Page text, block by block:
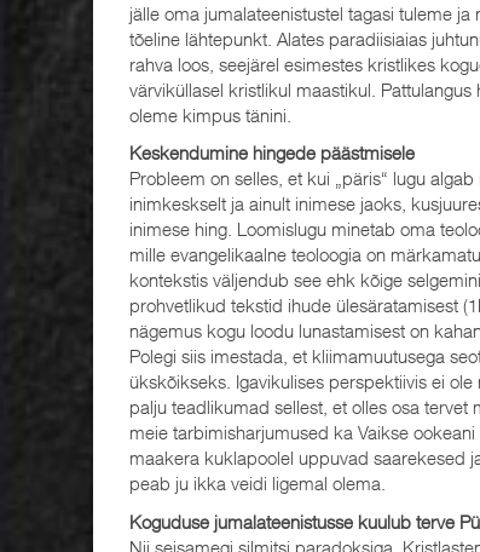
jälle oma jumalateenistustel tagasi tuleme
tõeline lähtepunkt. Alates paradiisiaias
rahva loos, seejärel esimestes kristlikes
värviküllasel kristlikul maastikul.
oleme kimpus tänini.
Keskendumine hingede päästmisele
Probleem on selles, et kui „päris“ lugu
inimkeskselt ja ainult inimese jaoks,
inimese hing. Loomislugu minetab oma
mille evangelikaalne teoloogia on
kontekstis väljendub see ehk kõige
prohvetlikud tekstid ihude ülesäratamisest
nägemus kogu loodu lunastamisest on
Polegi siis imestada, et kliimamuutusega
ükskõikseks. Igavikulises perspektiivis ei
palju teadlikumad sellest, et olles osa
meie tarbimisharjumused ka Vaikse
maakera kuklapoolel uppuvad saarekesed
peab ju ikka veidi ligemal olema.
Koguduse jumalateenistusse kuulub terve
Nii seisamegi silmitsi paradoksiga.